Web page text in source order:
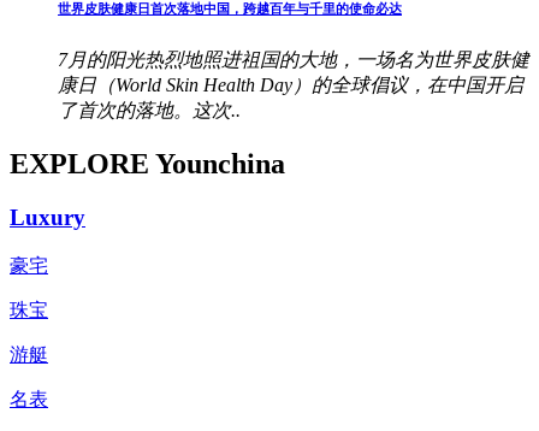
世界皮肤健康日首次落地中国，跨越百年与千里的使命必达
7月的阳光热烈地照进祖国的大地，一场名为世界皮肤健
康日（World Skin Health Day）的全球倡议，在中国开启
了首次的落地。这次..
EXPLORE Younchina
Luxury
豪宅
珠宝
游艇
名表